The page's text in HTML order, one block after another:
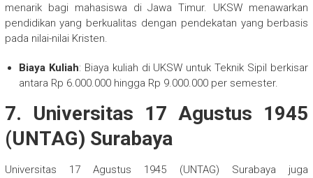
menarik bagi mahasiswa di Jawa Timur. UKSW menawarkan
pendidikan yang berkualitas dengan pendekatan yang berbasis
pada nilai-nilai Kristen.
Biaya Kuliah: Biaya kuliah di UKSW untuk Teknik Sipil berkisar
antara Rp 6.000.000 hingga Rp 9.000.000 per semester.
7. Universitas 17 Agustus 1945
(UNTAG) Surabaya
Universitas 17 Agustus 1945 (UNTAG) Surabaya juga